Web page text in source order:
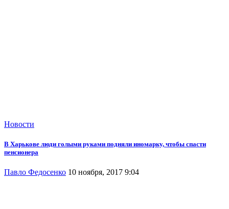
Новости
В Харькове люди голыми руками подняли иномарку, чтобы спасти
пенсионера
Павло Федосенко 10 ноября, 2017 9:04